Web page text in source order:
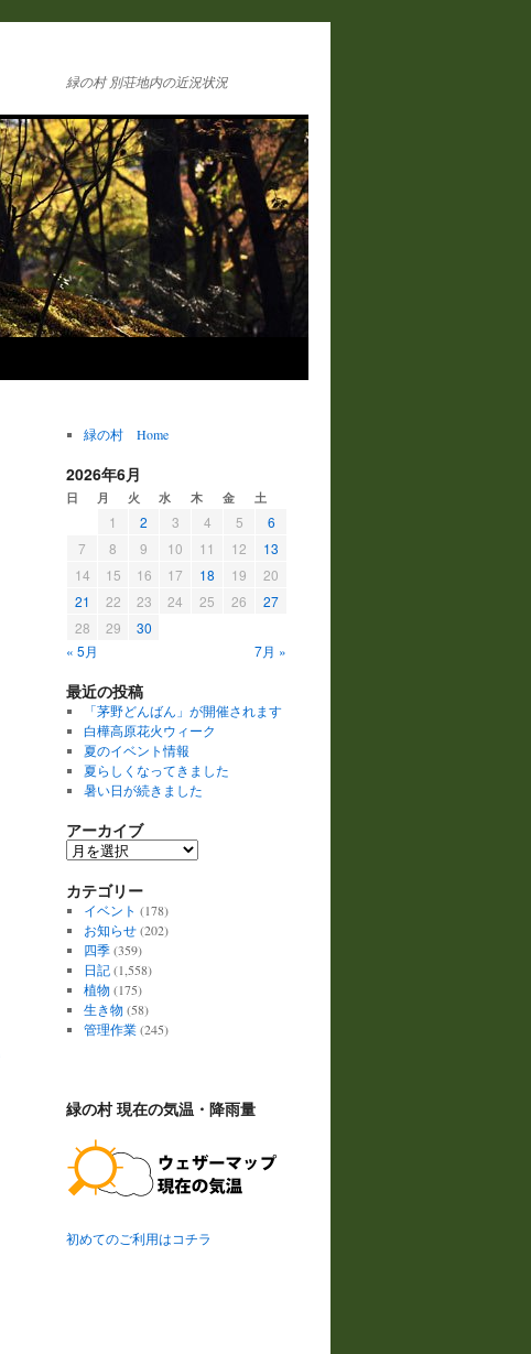
緑の村 別荘地内の近況状況
緑の村 Home
2026年6月
日 月 火 水 木 金 土
« 5月 7月 »
1 2 3 4 5
6
7
8 9 10 11 12
13
14
15 16 17 18 19
20
21
22 23 24 25 26
27
28
29 30
最近の投稿
「茅野どんばん」が開催されます
白樺高原花火ウィーク
夏のイベント情報
夏らしくなってきました
暑い日が続きました
アーカイブ
ア
カ
イ
ブ
カテゴリー
イベント (178)
お知らせ(202)
四季(359)
日記(1,558)
植物 (175)
生き物 (58)
管理作業(245)
緑の村 現在の気温・降雨量
初めてのご利用はコチラ